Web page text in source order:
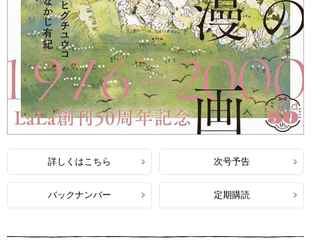
詳しくはこちら 次号予告
バックナンバー 定期購読